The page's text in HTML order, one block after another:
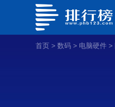
首页 > 数码 > 电脑硬件 >